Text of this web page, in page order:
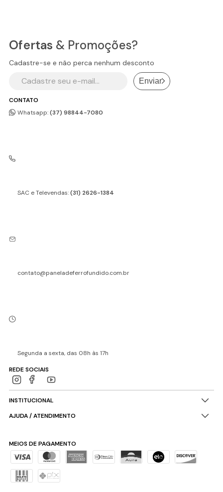
CONTATO
Whatsapp:(37) 98844-7080
SAC e Televendas:(31) 2626-1384
contato@paneladeferrofundido.com.br
Segunda a sexta, das 08h às 17h
REDE SOCIAIS
INSTITUCIONAL
AJUDA / ATENDIMENTO
Ofertas & Promoções?
Cadastre-se e não perca nenhum desconto
Enviar
MEIOS DE PAGAMENTO